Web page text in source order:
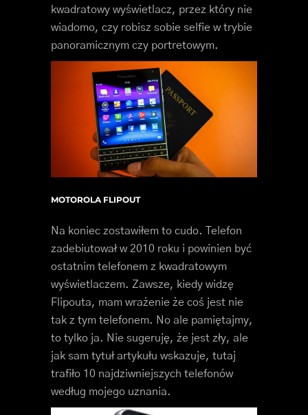
kwadratowy wyświetlacz, przez który nie
wiadomo, czy robisz sobie selfie w trybie
panoramicznym czy portretowym.
MOTOROLA FLIPOUT
Na koniec zostawiłem to cudo. Telefon
zadebiutował w 2010 roku i powinien być
ostatnim telefonem z kwadratowym
wyświetlaczem. Zawsze, kiedy widzę
Flipouta, mam wrażenie że coś jest nie
tak z tym telefonem. No ale pamiętajmy,
to tylko ja. Nie sugeruję, że jest zły, ale
jak sam tytuł artykułu wskazuje, tutaj
trafiło 10 najdziwniejszych telefonów
według mojego uznania.